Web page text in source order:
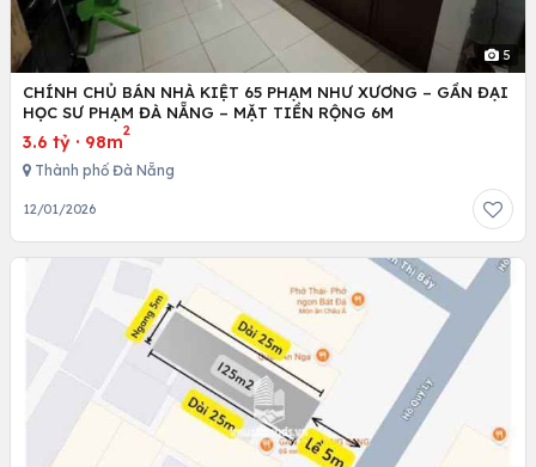
5
CHÍNH CHỦ BÁN NHÀ KIỆT 65 PHẠM NHƯ XƯƠNG – GẦN ĐẠI
HỌC SƯ PHẠM ĐÀ NẴNG – MẶT TIỀN RỘNG 6M
3.6 tỷ · 98m
2
Thành phố Đà Nẵng
12/01/2026